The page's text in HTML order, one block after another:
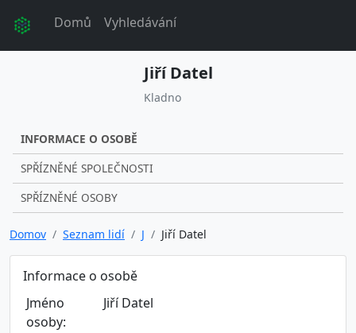
Domů Vyhledávání
Jiří Datel
Kladno
INFORMACE O OSOBĚ
SPŘÍZNĚNÉ SPOLEČNOSTI
SPŘÍZNĚNÉ OSOBY
Domov Seznam lidí J Jiří Datel
Informace o osobě
Jméno
osoby:
Jiří Datel